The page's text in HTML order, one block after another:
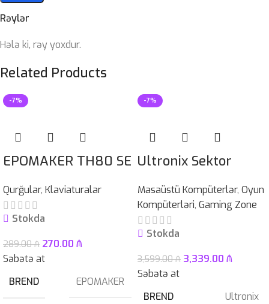
Rəylər
Hələ ki, rəy yoxdur.
Related Products
-7%
EPOMAKER TH80 SE
Qurğular, Klaviaturalar
Stokda
289.00₼ 270.00 ₼
Səbətə at
BREND
EPOMAKER
-7%
Ultronix Sektor
Masaüstü Kompüterlər, Oyun
Kompüterləri, Gaming Zone
Stokda
3,599.00₼ 3,339.00 ₼
Səbətə at
BREND
Ultronix